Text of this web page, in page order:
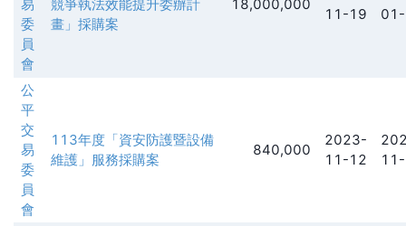
易
委
員
會
競爭執法效能提升委辦計
畫」採購案
18,000,000
11-19
公
平
交
易
委
員
會
113年度「資安防護暨設備
維護」服務採購案
840,000
2023-
11-12